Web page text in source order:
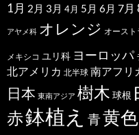
1月 2月 3月 4月 5月 6月 7月
アヤメ科 オレンジ オースト
メキシコ ユリ科 ヨーロッパ
北アメリカ 北半球 南アフリ
日本 東南アジア 樹木 球根
赤鉢植え 青黄色